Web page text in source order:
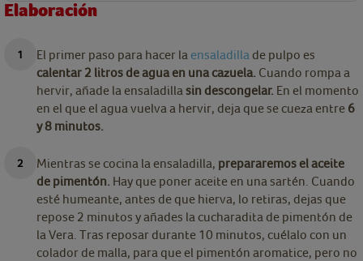
Elaboración
El primer paso para hacer la ensaladilla de pulpo es
calentar 2 litros de agua en una cazuela. Cuando rompa a
hervir, añade la ensaladilla sin descongelar. En el momento
en el que el agua vuelva a hervir, deja que se cueza entre 6
y 8 minutos.
Mientras se cocina la ensaladilla, prepararemos el aceite
de pimentón. Hay que poner aceite en una sartén. Cuando
esté humeante, antes de que hierva, lo retiras, dejas que
repose 2 minutos y añades la cucharadita de pimentón de
la Vera. Tras reposar durante 10 minutos, cuélalo con un
colador de malla, para que el pimentón aromatice, pero no